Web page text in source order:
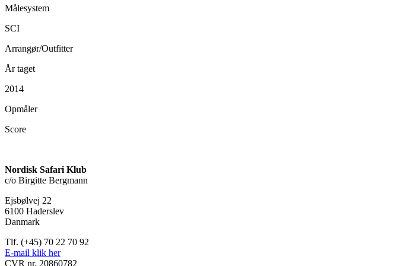
Målesystem
SCI
Arrangør/Outfitter
År taget
2014
Opmåler
Score
Nordisk Safari Klub
c/o Birgitte Bergmann
Ejsbølvej 22
6100 Haderslev
Danmark
Tlf. (+45) 70 22 70 92
E-mail klik her
CVR nr. 20860782